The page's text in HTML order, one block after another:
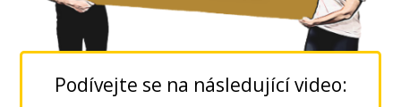
Podívejte se na následující video: